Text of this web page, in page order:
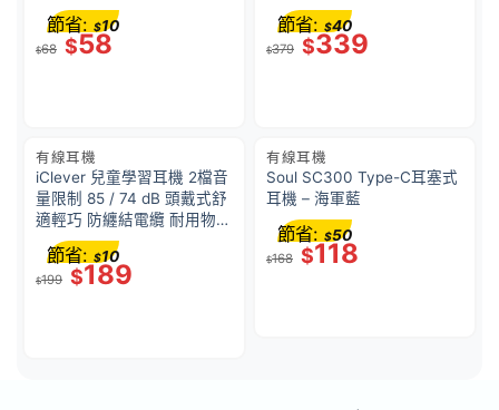
纜材質, 9.4mm 大驅動單體,
超強深沉重低音, 135° 耐用
音訊插頭, 附3種尺寸耳塞
$68 $58
節省: $10
$379 $339
節省: $40
有線耳機
iClever 兒童學習耳機 2檔音
量限制 85 / 74 dB 頭戴式舒
適輕巧 防纏結電纜 耐用物料
共享音樂接頭 紫色
$199 $189
節省: $10
有線耳機
Soul SC300 Type-C耳塞式
耳機 – 海軍藍
$168 $118
節省: $50